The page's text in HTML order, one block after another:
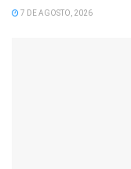
7 DE AGOSTO, 2026